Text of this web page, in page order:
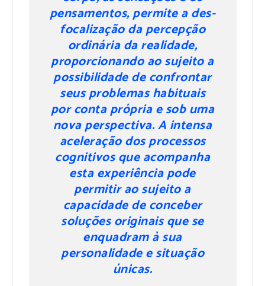
pensamentos, permite a des-
focalização da percepção
ordinária da realidade,
proporcionando ao sujeito a
possibilidade de confrontar
seus problemas habituais
por conta própria e sob uma
nova perspectiva. A intensa
aceleração dos processos
cognitivos que acompanha
esta experiência pode
permitir ao sujeito a
capacidade de conceber
soluções originais que se
enquadram à sua
personalidade e situação
únicas.